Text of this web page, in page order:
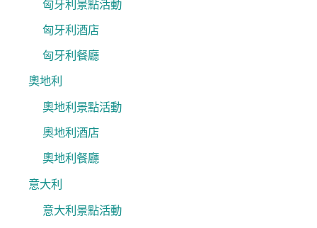
匈牙利景點活動
匈牙利酒店
匈牙利餐廳
奧地利
奧地利景點活動
奧地利酒店
奧地利餐廳
意大利
意大利景點活動